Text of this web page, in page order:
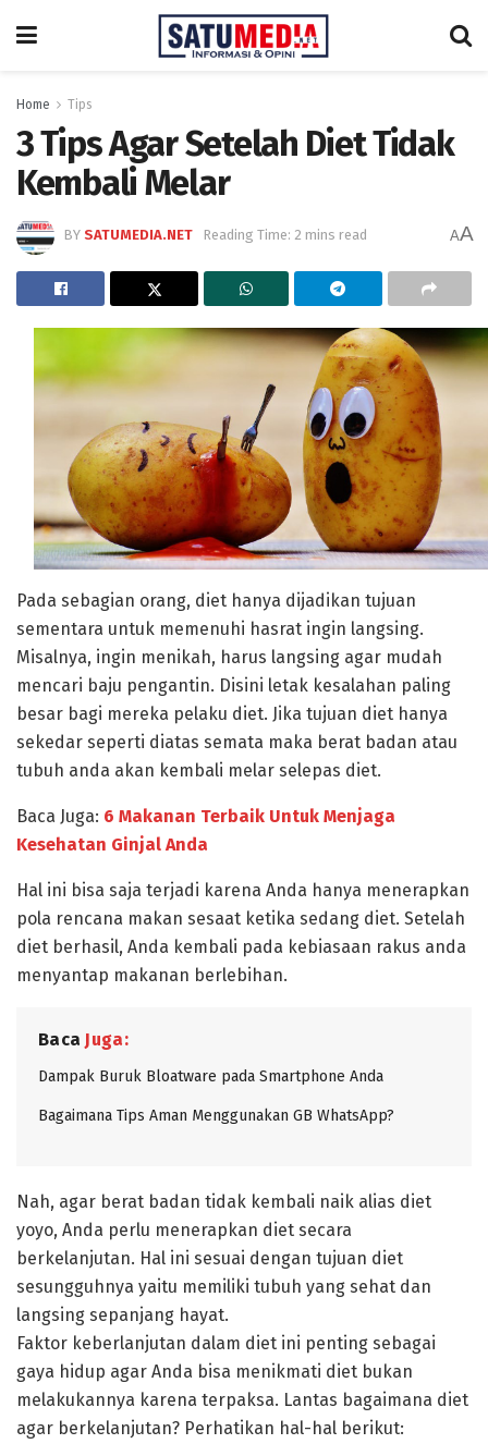
Home Tips
3 Tips Agar Setelah Diet Tidak
Kembali Melar
BY SATUMEDIA.NET Reading Time: 2 mins read AA
Pada sebagian orang, diet hanya dijadikan tujuan
sementara untuk memenuhi hasrat ingin langsing.
Misalnya, ingin menikah, harus langsing agar mudah
mencari baju pengantin. Disini letak kesalahan paling
besar bagi mereka pelaku diet. Jika tujuan diet hanya
sekedar seperti diatas semata maka berat badan atau
tubuh anda akan kembali melar selepas diet.
Baca Juga: 6 Makanan Terbaik Untuk Menjaga
Kesehatan Ginjal Anda
Hal ini bisa saja terjadi karena Anda hanya menerapkan
pola rencana makan sesaat ketika sedang diet. Setelah
diet berhasil, Anda kembali pada kebiasaan rakus anda
menyantap makanan berlebihan.
Baca Juga:
Dampak Buruk Bloatware pada Smartphone Anda
Bagaimana Tips Aman Menggunakan GB WhatsApp?
Nah, agar berat badan tidak kembali naik alias diet
yoyo, Anda perlu menerapkan diet secara
berkelanjutan. Hal ini sesuai dengan tujuan diet
sesungguhnya yaitu memiliki tubuh yang sehat dan
langsing sepanjang hayat.
Faktor keberlanjutan dalam diet ini penting sebagai
gaya hidup agar Anda bisa menikmati diet bukan
melakukannya karena terpaksa. Lantas bagaimana diet
agar berkelanjutan? Perhatikan hal-hal berikut: